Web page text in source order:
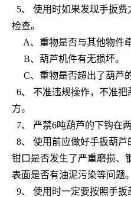
5、 使用时如果发现手扳
检查。
A、重物是否与其他物件牵
B、葫芦机件有无损坏。
C、重物是否超出了葫芦
6、 不准违规操作，不准
方。
7、 严禁6吨葫芦的下钩在
8、 使用前应做好手扳葫
钳口是否发生了严重磨损、
表面是否有油泥污染等问题。
9、 使用时一定要按照手